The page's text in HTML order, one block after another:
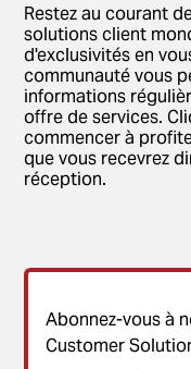
Restez au courant
solutions client
d'exclusivités en
communauté vous
informations
offre de services.
commencer à
que vous recevrez
réception.
Abonnez-vous à
Customer